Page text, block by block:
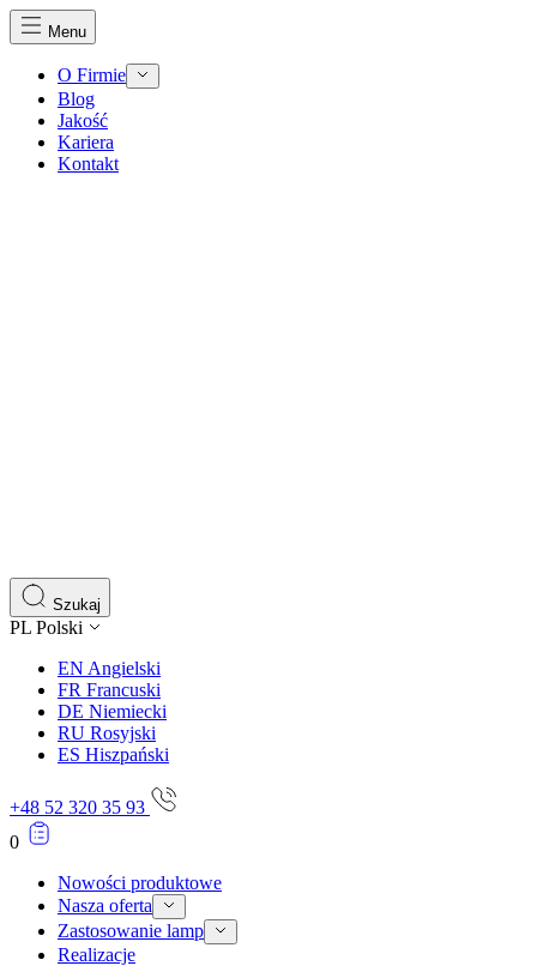
Menu
O Firmie
Blog
Jakość
Kariera
Kontakt
Szukaj
PL Polski
EN Angielski
FR Francuski
DE Niemiecki
RU Rosyjski
ES Hiszpański
+48 52 320 35 93
0
Nowości produktowe
Nasza oferta
Zastosowanie lamp
Realizacje